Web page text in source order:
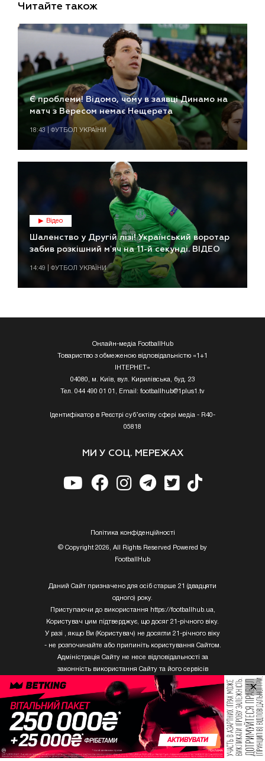
Читайте також
Є проблеми! Відомо, чому в заявці Динамо на
матч з Вересом немає Нещерета
18:43 | ФУТБОЛ УКРАЇНИ
Відео
Шаленство у Другій лізі! Український воротар
забив розкішний мʼяч на 11-й секунді. ВІДЕО
14:49 | ФУТБОЛ УКРАЇНИ
Онлайн-медіа FootballHub
Товариство з обмеженою відповідальністю «1+1
ІНТЕРНЕТ»
04080, м. Київ, вул. Кирилівська, буд. 23
Тел. 044 490 01 01, Email: footballhub@1plus1.tv
Ідентифікатор в Реєстрі суб’єктіву сфері медіа - R40-
05818
МИ У СОЦ. МЕРЕЖАХ
Полiтика конфiденцiйностi
© Copyright 2026, All Rights Reserved Powered by
FootballHub
Даний Сайт призначено для осіб старше 21 (двадцяти
одного) року.
Приступаючи до використання https://footballhub.ua,
Користувач цим підтверджує, що досяг 21-річного віку.
У разі , якщо Ви (Користувач) не досягли 21-річного віку
- не розпочинайте або припиніть користування Сайтом.
Адміністрація Сайту не несе відповідальності за
законність використання Сайту та його сервісів
Користувачем, який не досяг 21-річного віку.
Твори Getty Images, що розміщені на сайті, не можуть
бути використані третіми особами без письмового
дозволу ТОВ «ГЛОБАЛ ІМІДЖЕС ЮКРЕЙН.
×